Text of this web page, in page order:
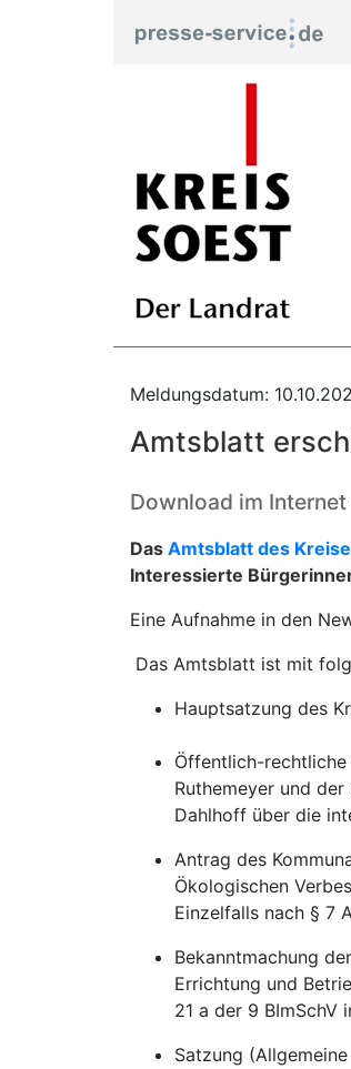
Meldungsdatum:
Amtsblatt
Download im
Das Amtsblatt des
Interessierte
Eine Aufnahme in den
Das Amtsblatt ist mit
Hauptsatzung des
Öffentlich-
Ruthemeyer und
Dahlhoff über die
Antrag des
Ökologischen
Einzelfalls nach § 7
Bekanntmachung
Errichtung und
21 a der 9 BImSchV
Satzung